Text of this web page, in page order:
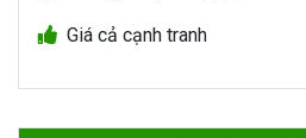
Giá cả cạnh tranh